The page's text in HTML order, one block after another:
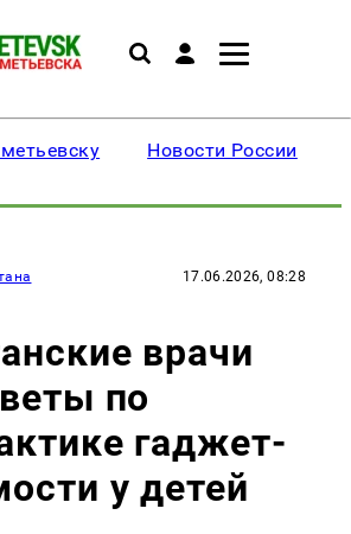
Новости России
17.06.2026, 08:28
врачи
по
гаджет-
у детей